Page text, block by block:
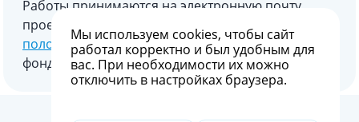
Работы принимаются на электронную почту
проекта
atommoda@mail.ru . Подробности – в
положении о проекте, размещённом на сайте
фонда «АТР АЭС».
Мы используем cookies, чтобы сайт
работал корректно и был удобным для
вас. При необходимости их можно
отключить в настройках браузера.